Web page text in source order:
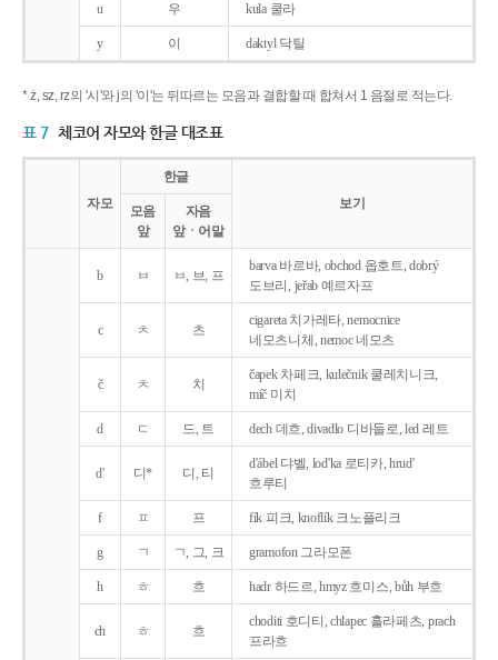
u 우 kula 쿨라
y 이 daktyl 닥틸
* ż, sz, rz의 '시'와 j의 '이'는 뒤따르는 모음과 결합할 때 합쳐서 1 음절로 적는다.
표 7 체코어 자모와 한글 대조표
자모
한글
보기
모음
앞
자음
앞ㆍ어말
b ㅂ ㅂ, 브, 프
barva 바르바, obchod 옵호트, dobrý
도브리, jeřab 예르자프
c ㅊ 츠
cigareta 치가레타, nemocnice
네모츠니체, nemoc 네모츠
č ㅊ 치
čapek 차페크, kulečnik 쿨레치니크,
míč 미치
d ㄷ 드, 트 dech 데흐, divadlo 디바들로, led 레트
d' 디* 디, 티
d'ábel 댜벨, lod'ka 로티카, hrud'
흐루티
f ㅍ 프 fík 피크, knoflík 크노플리크
g ㄱ ㄱ, 그, 크 gramofon 그라모폰
h ㅎ 흐 hadr 하드르, hmyz 흐미스, bůh 부흐
ch ㅎ 흐
choditi 호디티, chlapec 흘라페츠, prach
프라흐